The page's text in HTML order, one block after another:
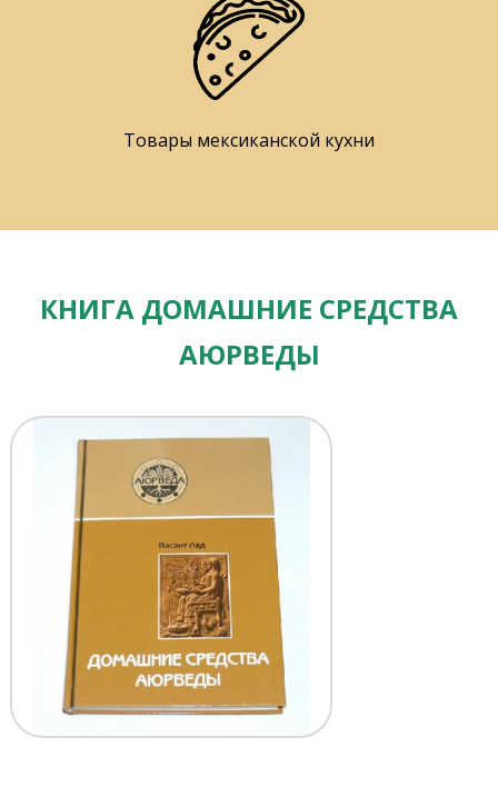
Товары мексиканской кухни
КНИГА ДОМАШНИЕ СРЕДСТВА
АЮРВЕДЫ